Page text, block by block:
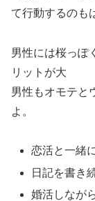
て行動するのも
男性には桜っぽ
リットが大
男性もオモテと
よ。
恋活と一緒
日記を書き
婚活しなが